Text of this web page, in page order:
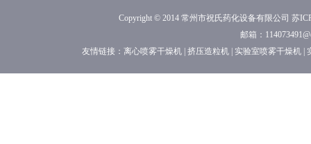
Copyright © 2014 常州市祝氏药化设备有限公司 苏
邮箱：
友情链接： 离心喷雾干燥机 挤压造粒机 实验室喷雾干燥机